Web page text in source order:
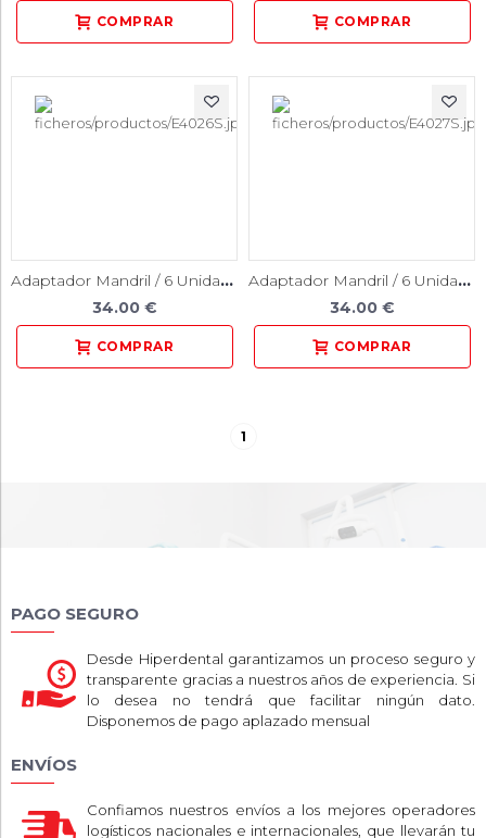
Adaptador Mandril / 6 Unidades
34.00 €
Adaptador Mandril / 6 Unidades
34.00 €
1
PAGO SEGURO
Desde Hiperdental garantizamos un proceso seguro y
transparente gracias a nuestros años de experiencia. Si
lo desea no tendrá que facilitar ningún dato.
Disponemos de pago aplazado mensual
ENVÍOS
Confiamos nuestros envíos a los mejores operadores
logísticos nacionales e internacionales, que llevarán tu